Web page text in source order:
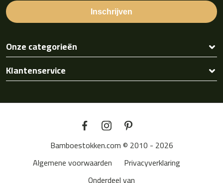
Onze categorieën
Klantenservice
Bamboestokken.com © 2010 - 2026
Algemene voorwaarden
Privacyverklaring